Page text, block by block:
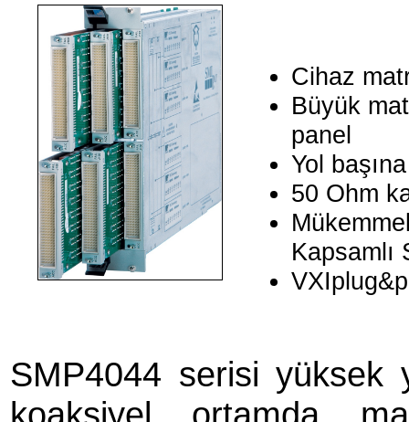
Cihaz
Büyük
panel
Yol
50 Ohm
Kapsamlı
SMP4044 serisi yüksek